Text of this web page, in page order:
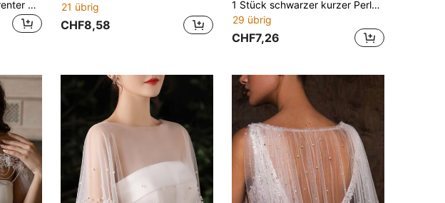
1 Stück weißer transparenter Mesh-Cape-Schal mit Kunstperlen, Braut-Tüll-Cover-Up, Hochzeitskleid-Abendkleid-Cover-Up
21 übrig
CHF8,58
1 Stück schwarzer kurzer Perlen-Cardigan, erschwingliches halbtransparentes Tüll-Crop-Top, Hochzeits-Party-Abend-Alltags-Cape
29 übrig
CHF7,26